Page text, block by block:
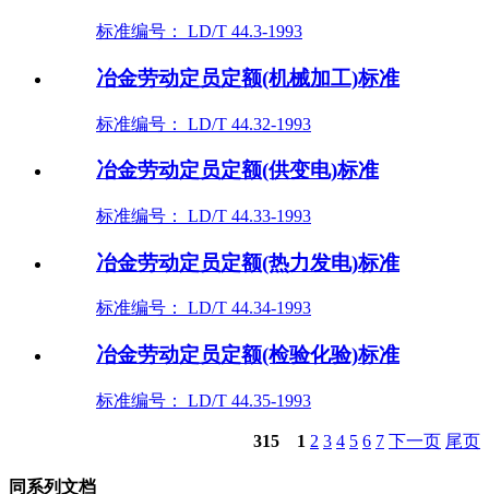
标准编号： LD/T 44.3-1993
冶金劳动定员定额(机械加工)标准
标准编号： LD/T 44.32-1993
冶金劳动定员定额(供变电)标准
标准编号： LD/T 44.33-1993
冶金劳动定员定额(热力发电)标准
标准编号： LD/T 44.34-1993
冶金劳动定员定额(检验化验)标准
标准编号： LD/T 44.35-1993
315 1 2 3 4 5 6 7 下一页 尾页
同系列文档